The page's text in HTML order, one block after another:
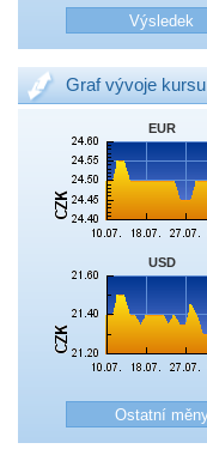
Graf vývoje kursu
EUR
USD